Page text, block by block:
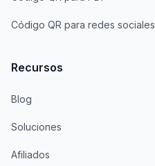
Código QR para redes sociales
Recursos
Blog
Soluciones
Afiliados